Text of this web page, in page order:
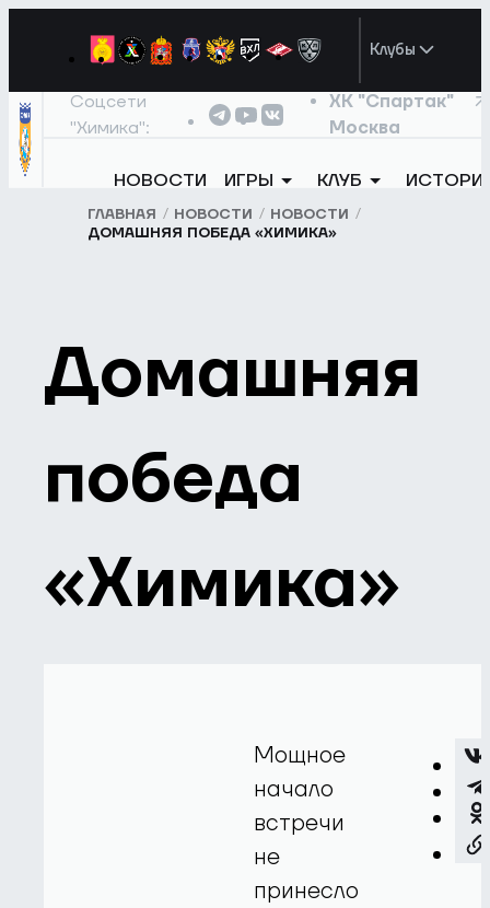
Клубы
Соцсети
"Химика":
ХК "Спартак"
Москва
НОВОСТИ ИГРЫ КЛУБ
ГЛАВНАЯ НОВОСТИ
НОВОСТИ
ДОМАШНЯЯ ПОБЕДА «ХИМИКА»
Домашняя
победа
«Химика»
Мощное
начало
встречи
не
принесло